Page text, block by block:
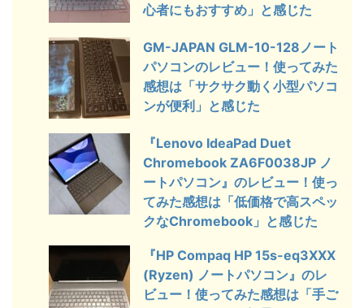
心者にもおすすめ」と感じた
GM-JAPAN GLM-10-128ノート
パソコンのレビュー！使ってみた
感想は「サクサク動く小型パソコ
ンが便利」と感じた
『Lenovo IdeaPad Duet
Chromebook ZA6F0038JP ノ
ートパソコン』のレビュー！使っ
てみた感想は「低価格で高スペッ
クなChromebook」と感じた
『HP Compaq HP 15s-eq3XXX
(Ryzen) ノートパソコン』のレ
ビュー！使ってみた感想は「手ご